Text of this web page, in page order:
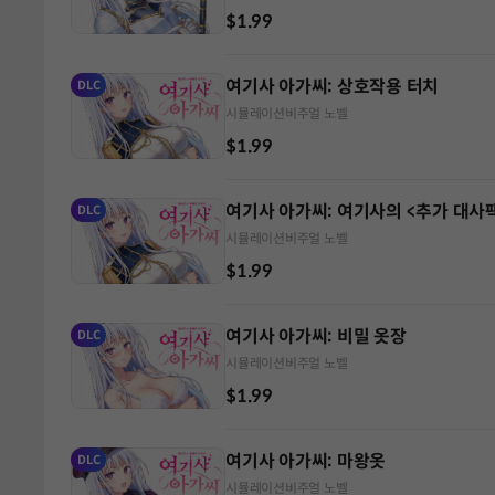
$1.99
DLC 여기사 아가씨: 상호작용 터치
시뮬레이션 비주얼 노벨
$1.99
DLC 여기사 아가씨: 여기사의 <추가 대사
시뮬레이션 비주얼 노벨
$1.99
DLC 여기사 아가씨: 비밀 옷장
시뮬레이션 비주얼 노벨
$1.99
DLC 여기사 아가씨: 마왕옷
시뮬레이션 비주얼 노벨